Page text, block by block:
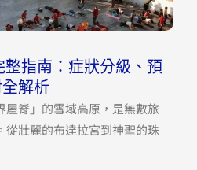
指南：症狀分級、預
解析
屋脊」的雪域高原，是無數旅
從壯麗的布達拉宮到神聖的珠